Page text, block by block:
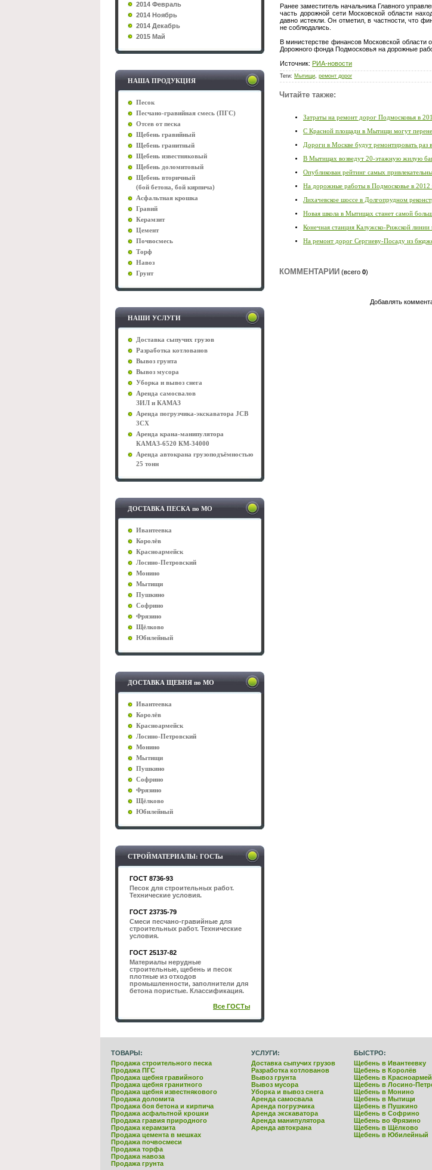
2014 Февраль
2014 Ноябрь
2014 Декабрь
2015 Май
НАША ПРОДУКЦИЯ
Песок
Песчано-гравийная смесь (ПГС)
Отсев от песка
Щебень гравийный
Щебень гранитный
Щебень известняковый
Щебень доломитовый
Щебень вторичный
(бой бетона, бой кирпича)
Асфальтная крошка
Гравий
Керамзит
Цемент
Почвосмесь
Торф
Навоз
Грунт
НАШИ УСЛУГИ
Доставка сыпучих грузов
Разработка котлованов
Вывоз грунта
Вывоз мусора
Уборка и вывоз снега
Аренда самосвалов
ЗИЛ и КАМАЗ
Аренда погрузчика-экскаватора JCB
3CX
Аренда крана-манипулятора
КАМАЗ-6520 КМ-34000
Аренда автокрана грузоподъёмностью
25 тонн
ДОСТАВКА ПЕСКА по МО
Ивантеевка
Королёв
Красноармейск
Лосино-Петровский
Монино
Мытищи
Пушкино
Софрино
Фрязино
Щёлково
Юбилейный
ДОСТАВКА ЩЕБНЯ по МО
Ивантеевка
Королёв
Красноармейск
Лосино-Петровский
Монино
Мытищи
Пушкино
Софрино
Фрязино
Щёлково
Юбилейный
СТРОЙМАТЕРИАЛЫ: ГОСТы
ГОСТ 8736-93
Песок для строительных работ.
Технические условия.
ГОСТ 23735-79
Смеси песчано-гравийные для
строительных работ. Технические
условия.
ГОСТ 25137-82
Материалы нерудные
строительные, щебень и песок
плотные из отходов
промышленности, заполнители для
бетона пористые. Классификация.
Все ГОСТы
Ранее заместитель начальника Главного
часть дорожной сети Московской области
давно истекли. Он отметил, в частности, что
не соблюдались.
В министерстве финансов Московской области
Дорожного фонда Подмосковья на дорожные
Источник: РИА-новости
Теги: Мытищи, ремонт дорог
Читайте также:
Затраты на ремонт дорог Подмосковья в
С Красной площади в Мытищи могут
Дороги в Москве будут ремонтировать раз
В Мытищах возведут 20-этажную жилую
Опубликован рейтинг самых
На дорожные работы в Подмосковье в 2012
Лихачевское шоссе в Долгопрудном
Новая школа в Мытищах станет самой
Конечная станция Калужско-Рижской
На ремонт дорог Сергиеву-Посаду из
КОММЕНТАРИИ (всего 0)
Добавлять
ТОВАРЫ: УСЛУГИ: БЫСТРО:
Продажа строительного песка
Продажа ПГС
Продажа щебня гравийного
Продажа щебня гранитного
Продажа щебня известнякового
Продажа доломита
Продажа боя бетона и кирпича
Продажа асфальтной крошки
Продажа гравия природного
Продажа керамзита
Продажа цемента в мешках
Доставка сыпучих грузов
Разработка котлованов
Вывоз грунта
Вывоз мусора
Уборка и вывоз снега
Аренда самосвала
Аренда погрузчика
Аренда экскаватора
Аренда манипулятора
Аренда автокрана
Щебень в Ивантеевку
Щебень в Королёв
Щебень в
Щебень в Лосино-
Щебень в Монино
Щебень в Мытищи
Щебень в Пушкино
Щебень в Софрино
Щебень во Фрязино
Щебень в Щёлково
Щебень в Юбилейный
Продажа почвосмеси
Продажа торфа
Продажа навоза
Продажа грунта